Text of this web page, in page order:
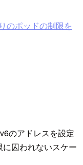
のポッドの制限を
のアドレスを設定
囚われないスケー